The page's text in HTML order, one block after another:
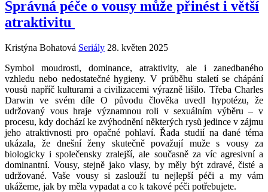
Správná péče o vousy může přinést i větší
atraktivitu
Kristýna Bohatová Seriály 28. květen 2025
Symbol moudrosti, dominance, atraktivity, ale i zanedbaného
vzhledu nebo nedostatečné hygieny. V průběhu staletí se chápání
vousů napříč kulturami a civilizacemi výrazně lišilo. Třeba Charles
Darwin ve svém díle O původu člověka uvedl hypotézu, že
udržovaný vous hraje významnou roli v sexuálním výběru – v
procesu, kdy dochází ke zvýhodnění některých rysů jedince v zájmu
jeho atraktivnosti pro opačné pohlaví. Řada studií na dané téma
ukázala, že dnešní ženy skutečně považují muže s vousy za
biologicky i společensky zralejší, ale současně za víc agresivní a
dominantní. Vousy, stejně jako vlasy, by měly být zdravé, čisté a
udržované. Vaše vousy si zaslouží tu nejlepší péči a my vám
ukážeme, jak by měla vypadat a co k takové péči potřebujete.